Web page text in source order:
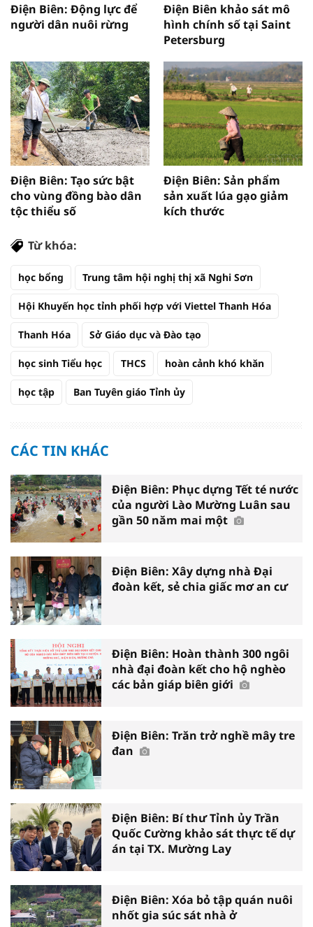
Điện Biên: Động lực để
người dân nuôi rừng
Điện Biên khảo sát mô
hình chính số tại Saint
Petersburg
Điện Biên: Tạo sức bật
cho vùng đồng bào dân
tộc thiểu số
Điện Biên: Sản phẩm
sản xuất lúa gạo giảm
kích thước
Từ khóa:
học bổng Trung tâm hội nghị thị xã Nghi Sơn
Hội Khuyến học tỉnh phối hợp với Viettel Thanh Hóa
Thanh Hóa Sở Giáo dục và Đào tạo
học sinh Tiểu học THCS hoàn cảnh khó khăn
học tập Ban Tuyên giáo Tỉnh ủy
CÁC TIN KHÁC
Điện Biên: Phục dựng Tết té nước
của người Lào Mường Luân sau
gần 50 năm mai một
Điện Biên: Xây dựng nhà Đại
đoàn kết, sẻ chia giấc mơ an cư
Điện Biên: Hoàn thành 300 ngôi
nhà đại đoàn kết cho hộ nghèo
các bản giáp biên giới
Điện Biên: Trăn trở nghề mây tre
đan
Điện Biên: Bí thư Tỉnh ủy Trần
Quốc Cường khảo sát thực tế dự
án tại TX. Mường Lay
Điện Biên: Xóa bỏ tập quán nuôi
nhốt gia súc sát nhà ở